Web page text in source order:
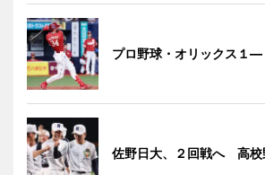
プロ野球・オリックス１―
佐野日大、２回戦へ 高校